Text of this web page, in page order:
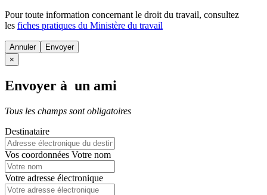
Pour toute information concernant le droit du travail, consultez
les fiches pratiques du Ministère du travail
Annuler
×
Envoyer à un ami
Tous les champs sont obligatoires
Destinataire
Vos coordonnées Votre nom
Votre adresse électronique